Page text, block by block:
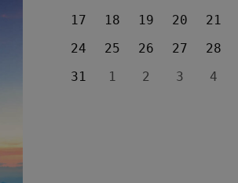
17
18 19 20 21
24
25 26 27 28
31
1 2 3 4